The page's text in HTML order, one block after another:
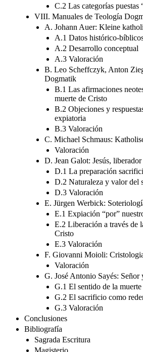
C.2 Las categorías puestas
VIII. Manuales de Teología
A. Johann Auer: Kleine
A.1 Datos histórico-
A.2 Desarrollo conceptual
A.3 Valoración
B. Leo Scheffczyk, Anton
Dogmatik
B.1 Las afirmaciones
muerte de Cristo
B.2 Objeciones y
expiatoria
B.3 Valoración
C. Michael Schmaus:
Valoración
D. Jean Galot: Jesús, liberador
D.1 La preparación
D.2 Naturaleza y valor del
D.3 Valoración
E. Jürgen Werbick:
E.1 Expiación “por”
E.2 Liberación a través de
Cristo
E.3 Valoración
F. Giovanni Moioli:
Valoración
G. José Antonio Sayés: Señor
G.1 El sentido de la muerte
G.2 El sacrificio como
G.3 Valoración
Conclusiones
Bibliografía
Sagrada Escritura
Magisterio